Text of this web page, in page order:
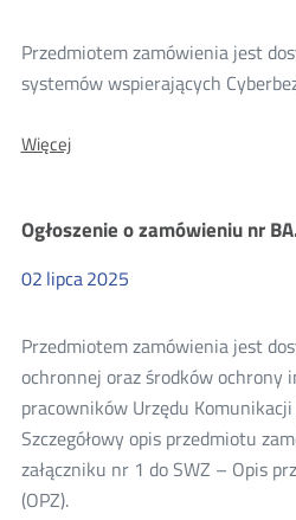
Przedmiotem zamówienia jest
systemów wspierających
WięcejO:
nr
Ogłoszenie o zamówieniu nr
02 lipca2025
Przedmiotem zamówienia jest
ochronnej oraz środków ochrony
pracowników Urzędu
Szczegółowy opis przedmiotu
załączniku nr 1 do SWZ – Opis
(OPZ).